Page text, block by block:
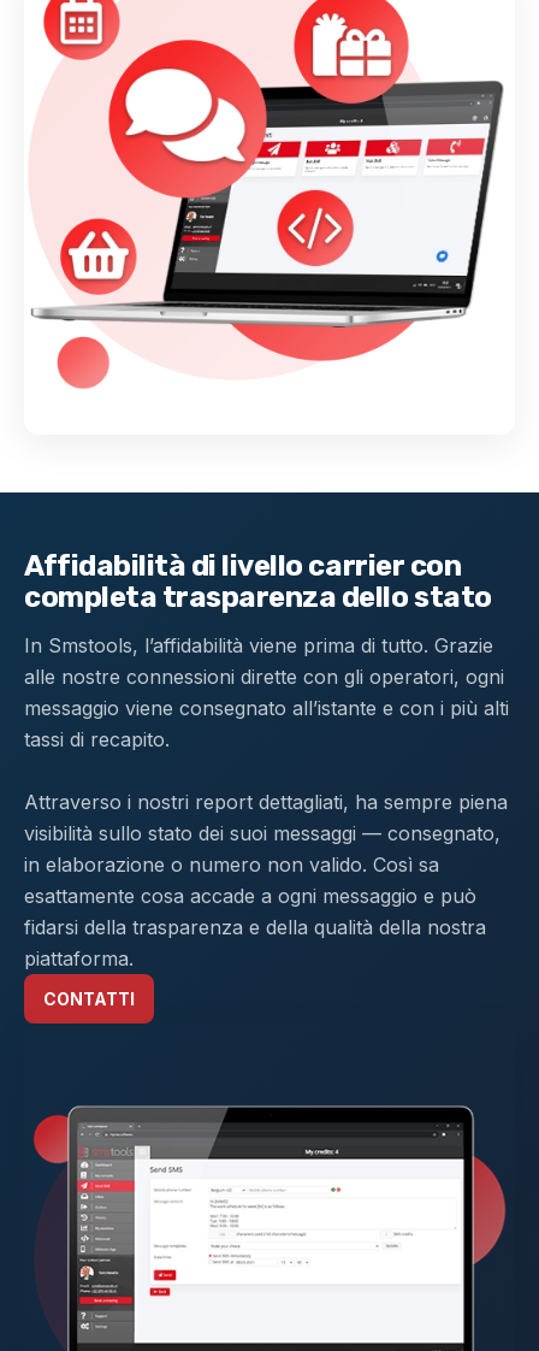
Affidabilità di livello carrier con
completa trasparenza dello stato
In Smstools, l’affidabilità viene prima di tutto. Grazie
alle nostre connessioni dirette con gli operatori, ogni
messaggio viene consegnato all’istante e con i più alti
tassi di recapito.
Attraverso i nostri report dettagliati, ha sempre piena
visibilità sullo stato dei suoi messaggi — consegnato,
in elaborazione o numero non valido. Così sa
esattamente cosa accade a ogni messaggio e può
fidarsi della trasparenza e della qualità della nostra
piattaforma.
CONTATTI